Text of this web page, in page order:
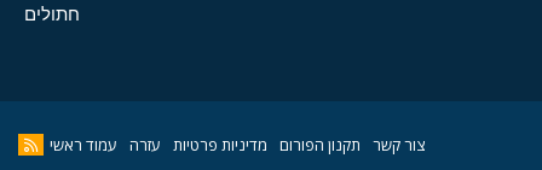
חתולים
צור קשר תקנון הפורום מדיניות פרטיות עזרה עמוד ראשי